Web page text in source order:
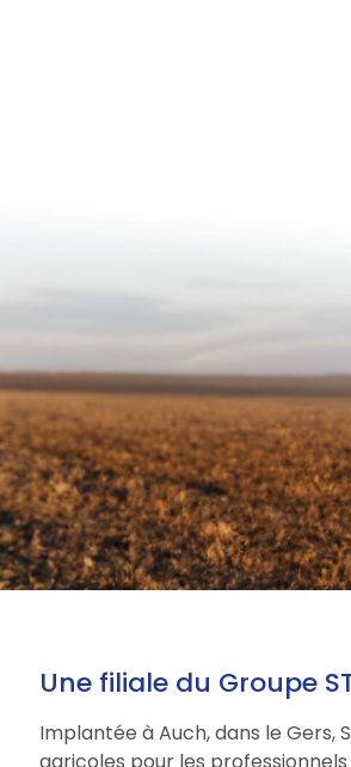
Une filiale du Groupe
Implantée à Auch, dans le Gers,